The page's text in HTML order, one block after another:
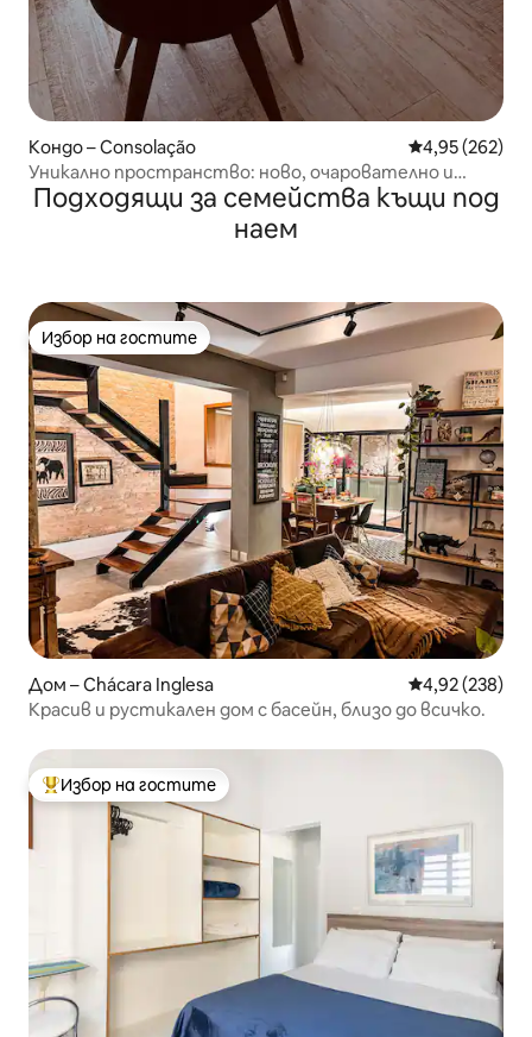
Кондо – Consolação Средна
4,95 (262)
Уникално пространство: ново, очарователно и
технологично/красив изглед
Подходящи за семейства къщи под
наем
Избор на гостите
Избор на гостите
Дом – Chácara Inglesa Средна
4,92 (238)
Красив и рустикален дом с басейн, близо до всичко.
Най-популярен избор на гостите
Избор на гостите